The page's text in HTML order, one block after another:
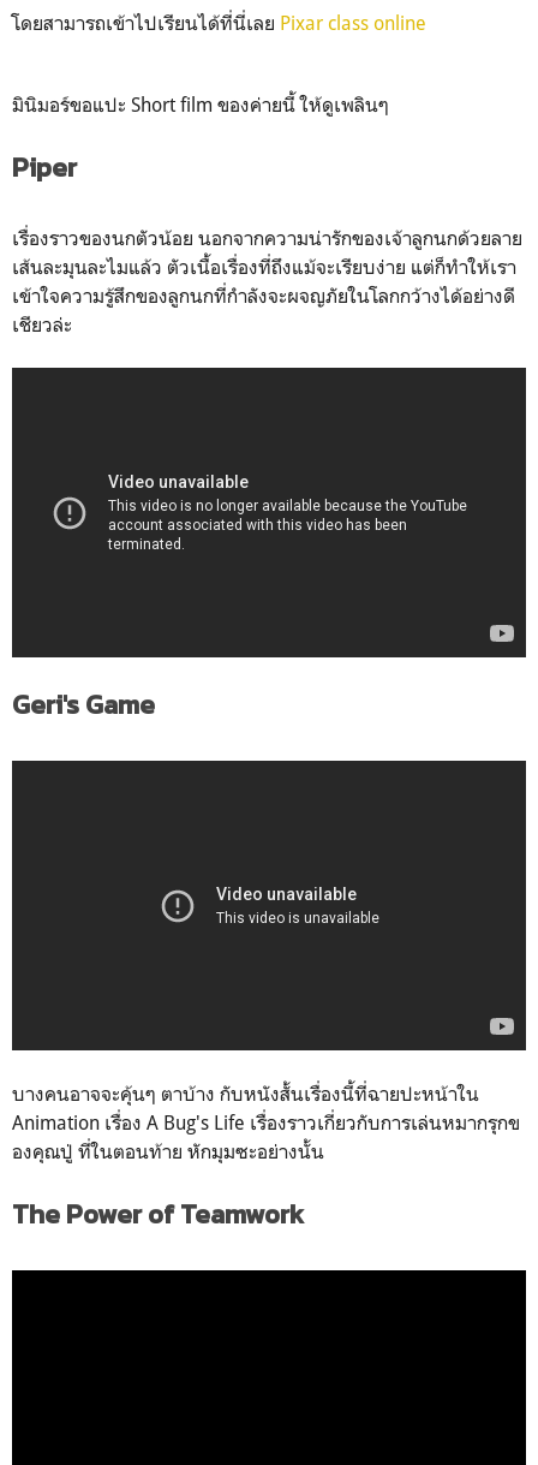
โดยสามารถเข้าไปเรียนได้ที่นี่เลย Pixar class online
มินิมอร์ขอแปะ Short film ของค่ายนี้ ให้ดูเพลินๆ
Piper
เรื่องราวของนกตัวน้อย นอกจากความน่ารักของเจ้าลูกนกด้วยลาย
เส้นละมุนละไมแล้ว ตัวเนื้อเรื่องที่ถึงแม้จะเรียบง่าย แต่ก็ทำให้เรา
เข้าใจความรู้สึกของลูกนกที่กำลังจะผจญภัยในโลกกว้างได้อย่างดี
เชียวล่ะ
Geri's Game
บางคนอาจจะคุ้นๆ ตาบ้าง กับหนังสั้นเรื่องนี้ที่ฉายปะหน้าใน
Animation เรื่อง A Bug's Life เรื่องราวเกี่ยวกับการเล่นหมากรุกข
องคุณปู่ ที่ในตอนท้าย หักมุมซะอย่างนั้น
The Power of Teamwork